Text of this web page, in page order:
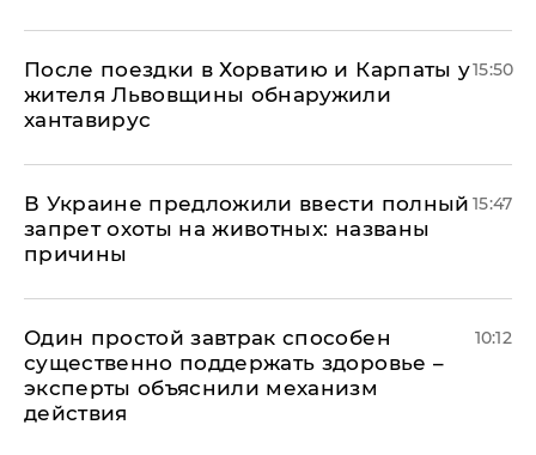
После поездки в Хорватию и Карпаты у
жителя Львовщины обнаружили
хантавирус
15:50
В Украине предложили ввести полный
запрет охоты на животных: названы
причины
15:47
Один простой завтрак способен
существенно поддержать здоровье –
эксперты объяснили механизм
действия
10:12